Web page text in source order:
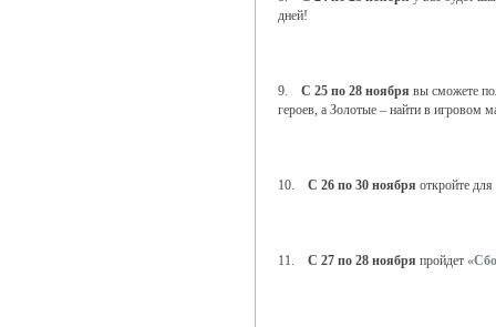
дней!
9. С 25 по 28 ноября вы сможете
героев, а Золотые – найти в игровом
10. С 26 по 30 ноября откройте
11. С 27 по 28 ноября пройдет